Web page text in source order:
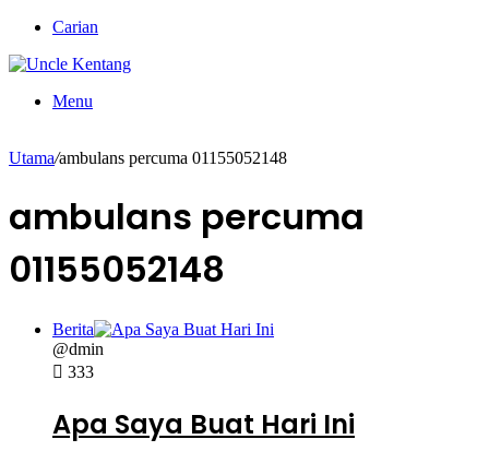
Carian
Menu
Utama/ambulans percuma 01155052148
ambulans percuma
01155052148
Berita
@dmin
333
Apa Saya Buat Hari Ini